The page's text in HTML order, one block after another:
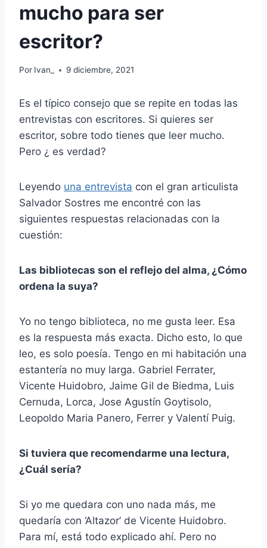
mucho para ser
escritor?
Por Ivan_ 9 diciembre, 2021
Es el típico consejo que se repite en todas las
entrevistas con escritores. Si quieres ser
escritor, sobre todo tienes que leer mucho.
Pero ¿ es verdad?
Leyendo una entrevista con el gran articulista
Salvador Sostres me encontré con las
siguientes respuestas relacionadas con la
cuestión:
Las bibliotecas son el reflejo del alma, ¿Cómo
ordena la suya?
Yo no tengo biblioteca, no me gusta leer. Esa
es la respuesta más exacta. Dicho esto, lo que
leo, es solo poesía. Tengo en mi habitación una
estantería no muy larga. Gabriel Ferrater,
Vicente Huidobro, Jaime Gil de Biedma, Luis
Cernuda, Lorca, Jose Agustín Goytisolo,
Leopoldo Maria Panero, Ferrer y Valentí Puig.
Si tuviera que recomendarme una lectura,
¿Cuál sería?
Si yo me quedara con uno nada más, me
quedaría con ‘Altazor’ de Vicente Huidobro.
Para mí, está todo explicado ahí. Pero no